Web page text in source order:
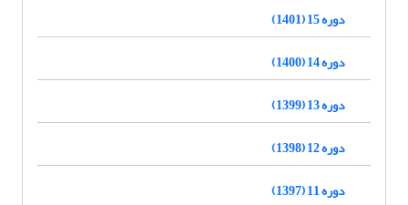
دوره 15 (1401)
دوره 14 (1400)
دوره 13 (1399)
دوره 12 (1398)
دوره 11 (1397)